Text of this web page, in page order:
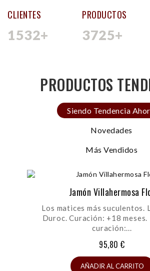
CLIENTES
1532+
PRODUCTOS
3725+
PRODUCTOS
Siendo Tendencia
Novedades
Más Vendidos
Jamón Villahermosa
Los matices más suculentos.
Duroc. Curación: +18 meses.
curación:...
95,80 €
AÑADIR AL CARRITO